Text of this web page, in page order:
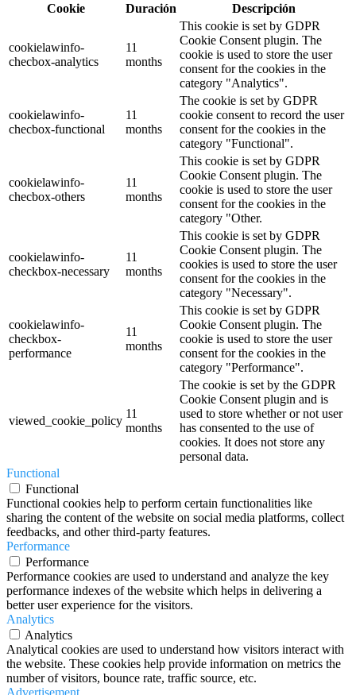
Cookie
Duración Descripción
cookielawinfo-
checbox-analytics
11
months
This cookie is set by GDPR
Cookie Consent plugin. The
cookie is used to store the user
consent for the cookies in the
category "Analytics".
cookielawinfo-
checbox-functional
11
months
The cookie is set by GDPR
cookie consent to record the user
consent for the cookies in the
category "Functional".
cookielawinfo-
checbox-others
11
months
This cookie is set by GDPR
Cookie Consent plugin. The
cookie is used to store the user
consent for the cookies in the
category "Other.
cookielawinfo-
checkbox-necessary
11
months
This cookie is set by GDPR
Cookie Consent plugin. The
cookies is used to store the user
consent for the cookies in the
category "Necessary".
cookielawinfo-
checkbox-
performance
11
months
This cookie is set by GDPR
Cookie Consent plugin. The
cookie is used to store the user
consent for the cookies in the
category "Performance".
viewed_cookie_policy
11
months
The cookie is set by the GDPR
Cookie Consent plugin and is
used to store whether or not user
has consented to the use of
cookies. It does not store any
personal data.
Functional
Functional
Functional cookies help to perform certain functionalities like
sharing the content of the website on social media platforms, collect
feedbacks, and other third-party features.
Performance
Performance
Performance cookies are used to understand and analyze the key
performance indexes of the website which helps in delivering a
better user experience for the visitors.
Analytics
Analytics
Analytical cookies are used to understand how visitors interact with
the website. These cookies help provide information on metrics the
number of visitors, bounce rate, traffic source, etc.